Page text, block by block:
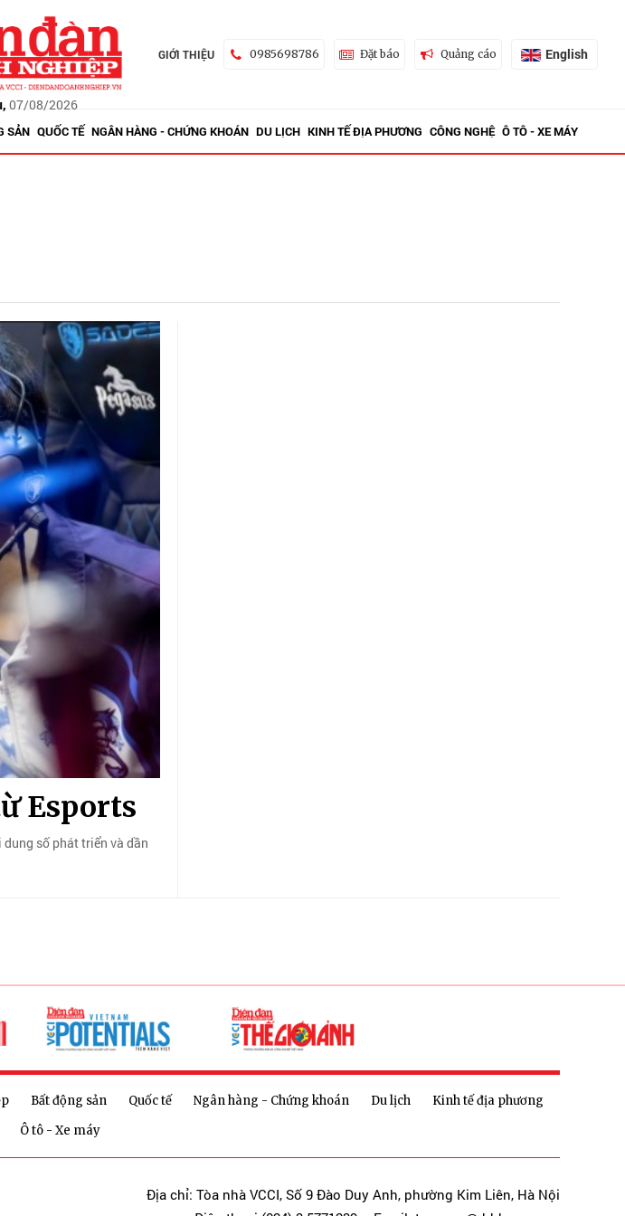
07/08/2026
GIỚI THIỆU 0985698786 Đặt báo Quảng cáo English
SẢN QUỐC TẾ NGÂN HÀNG - CHỨNG KHOÁN DU LỊCH KINH TẾ ĐỊA PHƯƠNG CÔNG NGHỆ Ô TÔ - XE MÁY
Esports
số phát triển và dần
Bất động sản Quốc tế Ngân hàng - Chứng khoán Du lịch
Kinh tế địa phương
Ô tô - Xe máy
Địa chỉ: Tòa nhà VCCI, Số 9 Đào Duy Anh, phường Kim Liên, Hà Nội